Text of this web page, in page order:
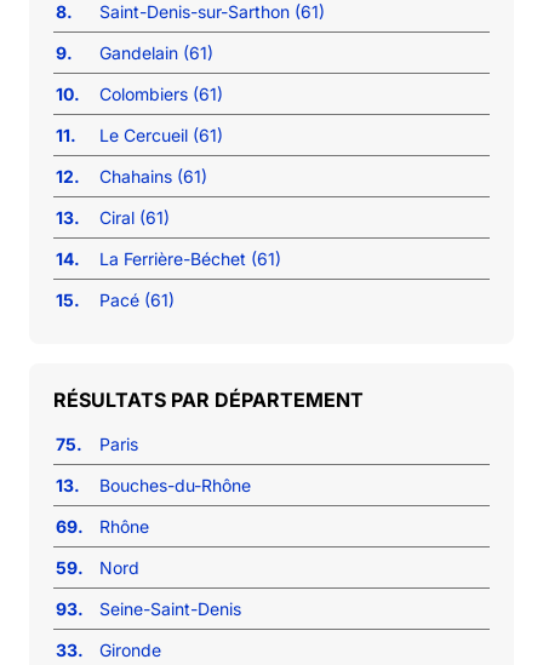
8.
Saint-Denis-sur-Sarthon (61)
9.
Gandelain (61)
10.
Colombiers (61)
11.
Le Cercueil (61)
12.
Chahains (61)
13.
Ciral (61)
14.
La Ferrière-Béchet (61)
15.
Pacé (61)
RÉSULTATS PAR DÉPARTEMENT
75.
Paris
13.
Bouches-du-Rhône
69.
Rhône
59.
Nord
93.
Seine-Saint-Denis
33.
Gironde